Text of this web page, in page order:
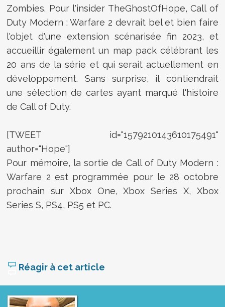
Zombies. Pour l'insider TheGhostOfHope, Call of
Duty Modern : Warfare 2 devrait bel et bien faire
l'objet d'une extension scénarisée fin 2023, et
accueillir également un map pack célébrant les
20 ans de la série et qui serait actuellement en
développement. Sans surprise, il contiendrait
une sélection de cartes ayant marqué l'histoire
de Call of Duty.
[TWEET id="1579210143610175491"
author="Hope"]
Pour mémoire, la sortie de Call of Duty Modern :
Warfare 2 est programmée pour le 28 octobre
prochain sur Xbox One, Xbox Series X, Xbox
Series S, PS4, PS5 et PC.
Réagir à cet article